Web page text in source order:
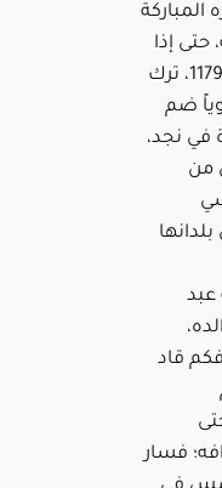
إذا
وافته المنية عام 1179/1765، ترك
ضم
في نجد،
من
عبد
قاد
فسار